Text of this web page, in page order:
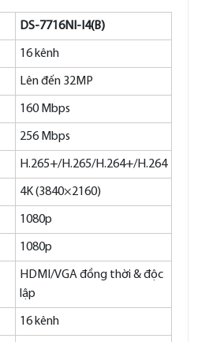
DS-7716NI-I4(B)
16 kênh
Lên đến 32MP
160 Mbps
256 Mbps
H.265+/H.265/H.264+/H.264
4K (3840×2160)
1080p
1080p
HDMI/VGA đồng thời & độc
lập
16 kênh